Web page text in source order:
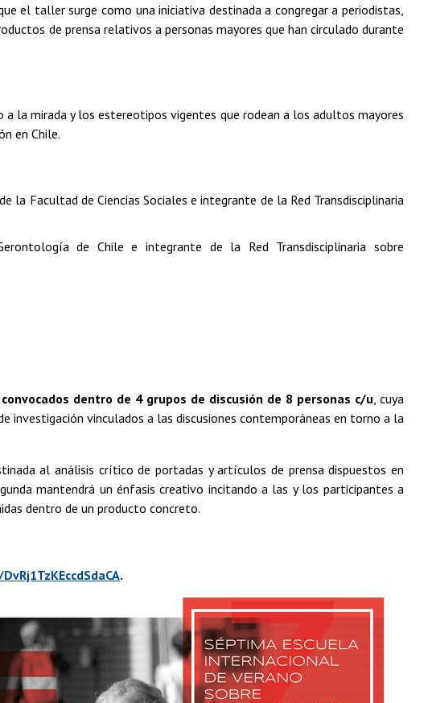
el taller surge como una iniciativa destinada a congregar a periodistas,
de prensa relativos a personas mayores que han circulado durante
la mirada y los estereotipos vigentes que rodean a los adultos mayores
en Chile.
la Facultad de Ciencias Sociales e integrante de la Red Transdisciplinaria
de Chile e integrante de la Red Transdisciplinaria sobre
dentro de 4 grupos de discusión de 8 personas c/u, cuya
investigación vinculados a las discusiones contemporáneas en torno a la
al análisis crítico de portadas y artículos de prensa dispuestos en
mantendrá un énfasis creativo incitando a las y los participantes a
dentro de un producto concreto.
.